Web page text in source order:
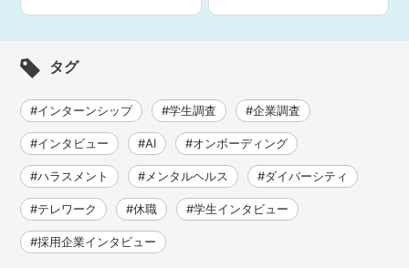
タグ
#インターンシップ #学生調査 #企業調査
#インタビュー #AI #オンボーディング
#ハラスメント #メンタルヘルス #ダイバーシティ
#テレワーク #休職 #学生インタビュー
#採用企業インタビュー